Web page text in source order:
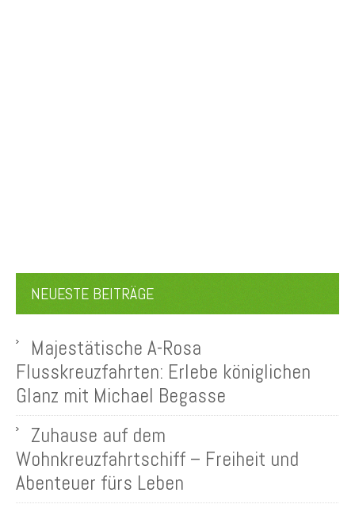
NEUESTE BEITRÄGE
Majestätische A-Rosa
Flusskreuzfahrten: Erlebe königlichen
Glanz mit Michael Begasse
Zuhause auf dem
Wohnkreuzfahrtschiff – Freiheit und
Abenteuer fürs Leben